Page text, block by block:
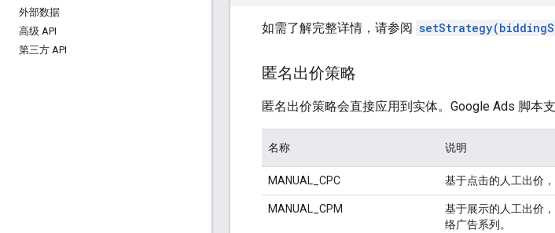
外部数据
高级 API
第三方 API
如需了解完整详情，请参阅
匿名出价策略
匿名出价策略会直接应用到实体。Google Ads 脚本
名称 说明
MANUAL_CPC 基于点击的人工出价
MANUAL_CPM 基于展示的人工出价
络广告系列。